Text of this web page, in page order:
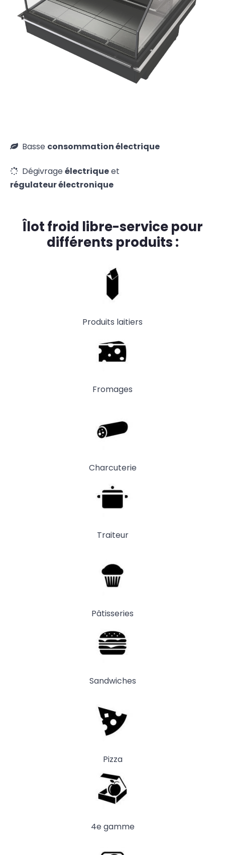
Basse consommation électrique
Dégivrageélectriqueet
régulateur électronique
Îlot froid libre-service pour
différents produits :
Produits laitiers
Fromages
Charcuterie
Traiteur
Pâtisseries
Sandwiches
Pizza
4e gamme